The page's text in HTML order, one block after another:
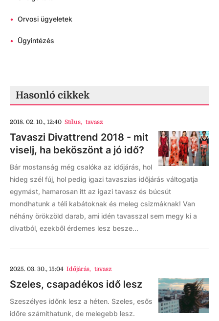
• Orvosi ügyeletek
• Ügyintézés
Hasonló cikkek
2018. 02. 10., 12:40 Stílus, tavasz
Tavaszi Divattrend 2018 - mit
viselj, ha beköszönt a jó idő?
Bár mostanság még csalóka az időjárás, hol
hideg szél fúj, hol pedig igazi tavaszias időjárás váltogatja
egymást, hamarosan itt az igazi tavasz és búcsút
mondhatunk a téli kabátoknak és meleg csizmáknak! Van
néhány örökzöld darab, ami idén tavasszal sem megy ki a
divatból, ezekből érdemes lesz besze...
2025. 03. 30., 15:04 Időjárás, tavasz
Szeles, csapadékos idő lesz
Szeszélyes időnk lesz a héten. Szeles, esős
időre számíthatunk, de melegebb lesz.